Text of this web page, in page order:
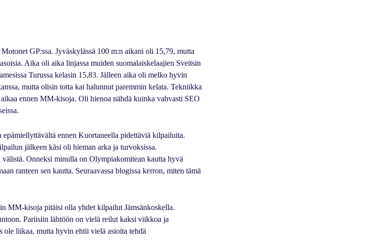
GP:ssa. Jyväskylässä 100 m:n aikani oli 15,79, mutta
Aika oli aika linjassa muiden suomalaiskelaajien Sveitsin
Turussa kelasin 15,83. Jälleen aika oli melko hyvin
mutta olisin totta kai halunnut paremmin kelata. Tekniikka
ennen MM-kisoja. Oli hienoa nähdä kuinka vahvasti SEO
epämiellyttävältä ennen Kuortaneella pidettäviä kilpailuita.
jälkeen käsi oli hieman arka ja turvoksissa.
Onneksi minulla on Olympiakomitean kautta hyvä
ranteen sen kautta. Seuraavassa blogissa kerron, miten tämä
MM-kisoja pitäisi olla yhdet kilpailut Jämsänkoskella.
Pariisiin lähtöön on vielä reilut kaksi viikkoa ja
liikaa, mutta hyvin ehtii vielä asioita tehdä